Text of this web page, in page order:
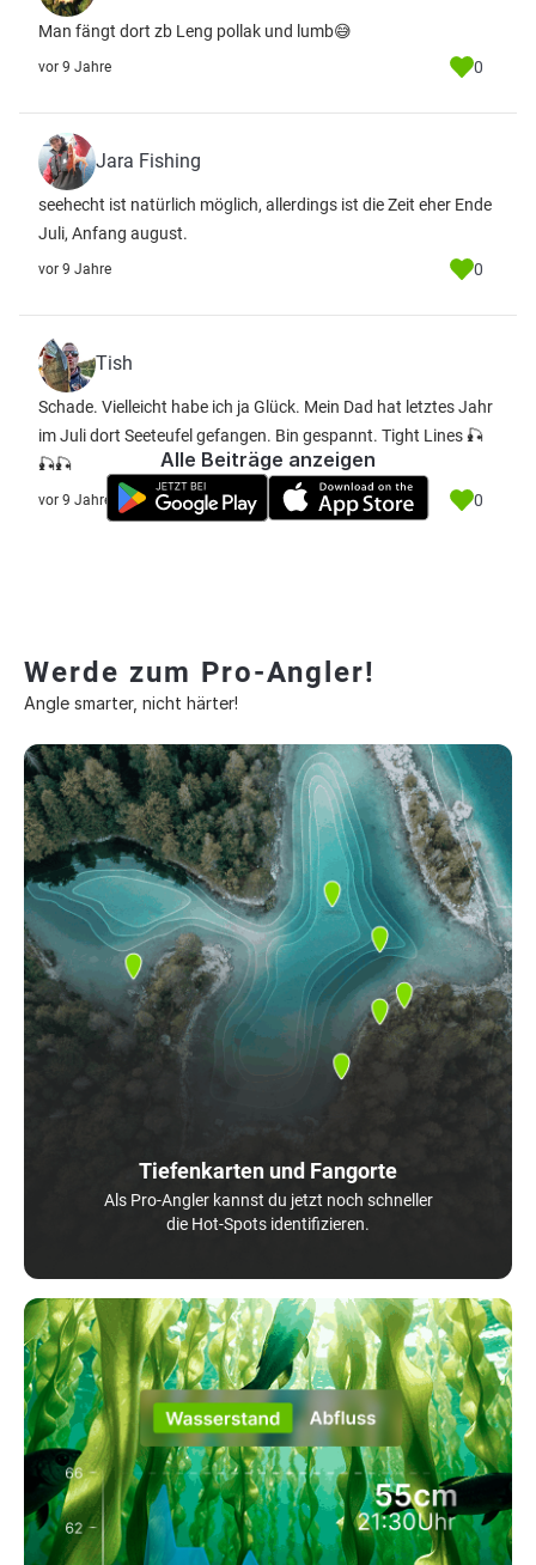
Man fängt dort zb Leng pollak und lumb😅
vor 9 Jahre 0
Jara Fishing
seehecht ist natürlich möglich, allerdings ist die Zeit eher Ende
Juli, Anfang august.
vor 9 Jahre 0
Tish
Schade. Vielleicht habe ich ja Glück. Mein Dad hat letztes Jahr
im Juli dort Seeteufel gefangen. Bin gespannt. Tight Lines 🎣
🎣🎣
vor 9 Jahre 0
Alle Beiträge anzeigen
Werde zum Pro-Angler!
Angle smarter, nicht härter!
Tiefenkarten und Fangorte
Als Pro-Angler kannst du jetzt noch schneller
die Hot-Spots identifizieren.